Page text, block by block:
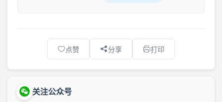
点赞 分享 打印
关注公众号